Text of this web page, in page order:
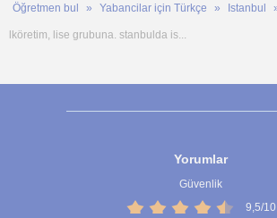
Öğretmen bul Yabancilar için Türkçe Istanbul
lköretim, lise grubuna. stanbulda is...
Yorumlar
Güvenlik
9,5/10